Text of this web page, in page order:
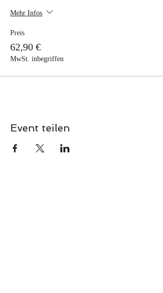
Mehr Infos
Preis
62,90 €
MwSt. inbegriffen
Event teilen